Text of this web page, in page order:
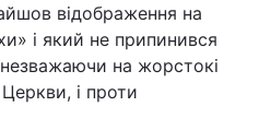
відображення на
і який не припинився
незважаючи на жорстокі
і проти